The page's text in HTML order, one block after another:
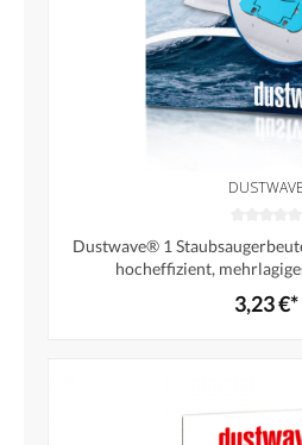
DUSTWAVE
Dustwave® 1
hocheffizient,
Hygieneverschluss -
3,23 €*